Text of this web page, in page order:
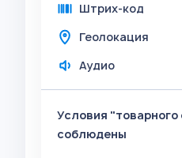
Штрих-код
Геолокация
Аудио
Условия
соблюдены